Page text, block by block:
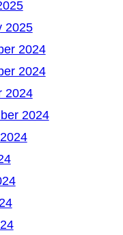
2025
2024
2024
2024
2024